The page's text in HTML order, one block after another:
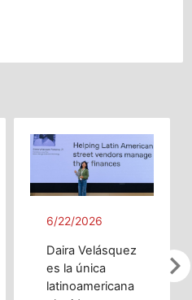
chevron_right
6/22/2026
Daira Velásquez
es la única
latinoamericana